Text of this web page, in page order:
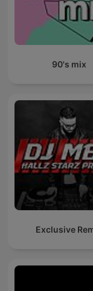
90's mix
Exclusive